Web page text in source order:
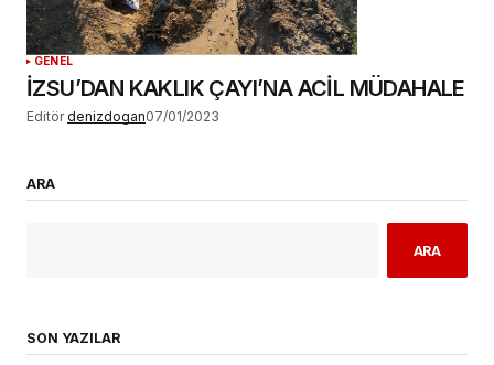
GENEL
İZSU’DAN KAKLIK ÇAYI’NA ACİL MÜDAHALE
Editör denizdogan07/01/2023
ARA
ARA
SON YAZILAR